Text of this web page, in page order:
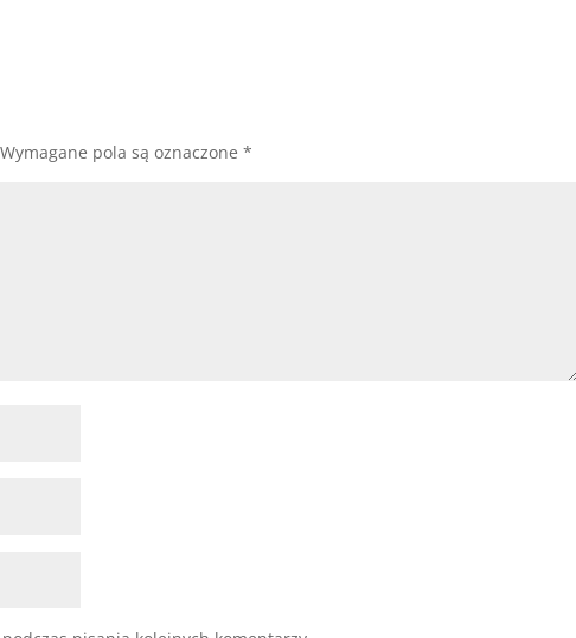
Wymagane pola są oznaczone*